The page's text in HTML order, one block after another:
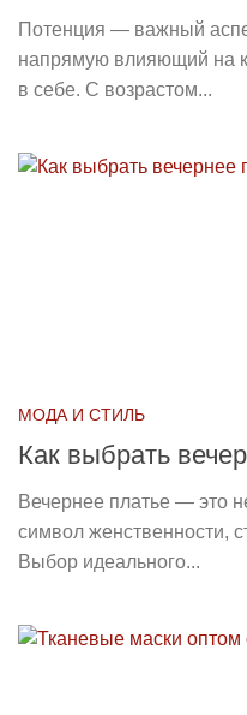
Потенция — важный
напрямую влияющий на
в себе. С возрастом...
МОДА И СТИЛЬ
Как выбрать
Вечернее платье — это
символ женственности,
Выбор идеального...